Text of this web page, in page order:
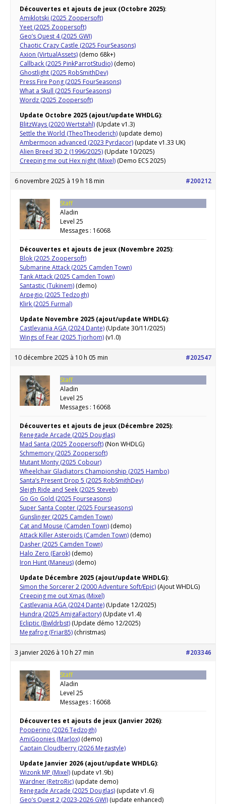
Découvertes et ajouts de jeux (Octobre 2025):
Amiklotski (2025 Zoopersoft)
Yeet (2025 Zoopersoft)
Geo’s Quest 4 (2025 GWI)
Chaotic Crazy Castle (2025 FourSeasons)
Axion (VirtualAssets) (demo 68k+)
Callback (2025 PinkParrotStudio) (demo)
Ghostlight (2025 RobSmithDev)
Press Fire Pong (2025 FourSeasons)
What a Skull (2025 FourSeasons)
Wordz (2025 Zoopersoft)
Update Octobre 2025 (ajout/update WHDLG):
BlitzWays (2020 Wertstahl) (Update v1.3)
Settle the World (TheoTheoderich) (update demo)
Ambermoon advanced (2023 Pyrdacor) (update v1.33 UK)
Alien Breed 3D 2 (1996/2025) (Update 10/2025)
Creeping me out Hex night (Mixel) (Demo ECS 2025)
6 novembre 2025 à 19 h 18 min #200212
Staff
Aladin
Level 25
Messages : 16068
Découvertes et ajouts de jeux (Novembre 2025):
Blok (2025 Zoopersoft)
Submarine Attack (2025 Camden Town)
Tank Attack (2025 Camden Town)
Santastic (Tukinem) (demo)
Arpegio (2025 Tedzogh)
Klirk (2025 Furmal)
Update Novembre 2025 (ajout/update WHDLG):
Castlevania AGA (2024 Dante) (Update 30/11/2025)
Wings of Fear (2025 Tjorhom) (v1.0)
10 décembre 2025 à 10 h 05 min #202547
Staff
Aladin
Level 25
Messages : 16068
Découvertes et ajouts de jeux (Décembre 2025):
Renegade Arcade (2025 Douglas)
Mad Santa (2025 Zoopersoft) (Non WHDLG)
Schmemory (2025 Zoopersoft)
Mutant Monty (2025 Cobour)
Wheelchair Gladiators Championship (2025 Hambo)
Santa’s Present Drop 5 (2025 RobSmithDev)
Sleigh Ride and Seek (2025 Steveb)
Go Go Gold (2025 Fourseasons)
Super Santa Copter (2025 Fourseasons)
Gunslinger (2025 Camden Town)
Cat and Mouse (Camden Town) (demo)
Attack Killer Asteroids (Camden Town) (demo)
Dasher (2025 Camden Town)
Halo Zero (Earok) (demo)
Iron Hunt (Maneus) (demo)
Update Décembre 2025 (ajout/update WHDLG):
Simon the Sorcerer 2 (2000 Adventure Soft/Epic) (Ajout WHDLG)
Creeping me out Xmas (Mixel)
Castlevania AGA (2024 Dante) (Update 12/2025)
Hundra (2025 AmigaFactory) (Update v1.4)
Ecliptic (Bwldrbst) (Update démo 12/2025)
Megafrog (Friar85) (christmas)
3 janvier 2026 à 10 h 27 min #203346
Staff
Aladin
Level 25
Messages : 16068
Découvertes et ajouts de jeux (Janvier 2026):
Pooperino (2026 Tedzogh)
AmiGoonies (Marlox) (demo)
Captain Cloudberry (2026 Megastyle)
Update Janvier 2026 (ajout/update WHDLG):
Wizonk MP (Mixel) (update v1.9b)
Wardner (RetroRic) (update demo)
Renegade Arcade (2025 Douglas) (update v1.6)
Geo’s Quest 2 (2023-2026 GWI) (update enhanced)